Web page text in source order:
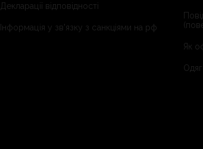
Декларації відповідності
Інформація у зв'язку з санкціями на рф
Як